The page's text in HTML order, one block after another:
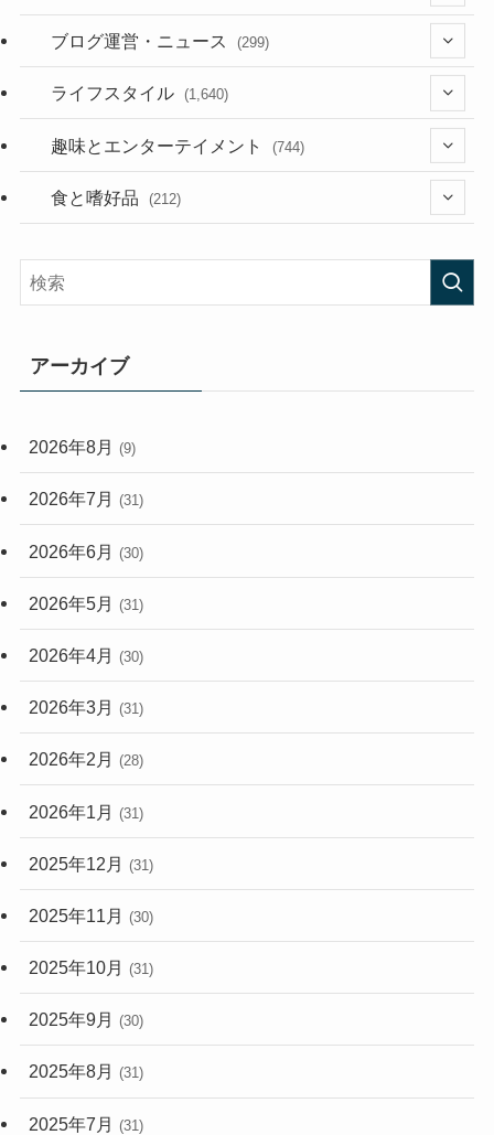
(36)
(187)
ブログ運営・ニュース (299)
(118)
(181)
ライフスタイル (1,640)
(395)
(282)
(33)
(248)
趣味とエンターテイメント (744)
(56)
食と嗜好品 (212)
アーカイブ
2026年8月 (9)
2026年7月 (31)
2026年6月 (30)
2026年5月 (31)
2026年4月 (30)
2026年3月 (31)
2026年2月 (28)
2026年1月 (31)
2025年12月 (31)
2025年11月 (30)
2025年10月 (31)
2025年9月 (30)
2025年8月 (31)
2025年7月 (31)